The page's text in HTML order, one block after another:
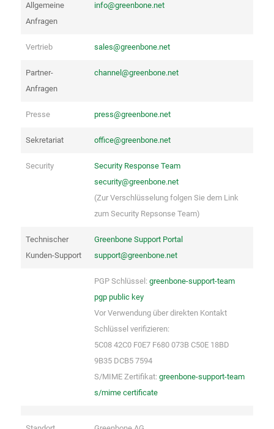
Allgemeine
Anfragen
info@greenbone.net
Vertrieb sales@greenbone.net
Partner-
Anfragen
channel@greenbone.net
Presse press@greenbone.net
Sekretariat office@greenbone.net
Security
Security Response Team
security@greenbone.net
(Zur Verschlüsselung folgen Sie dem Link
zum Security Repsonse Team)
Technischer
Kunden-Support
Greenbone Support Portal
support@greenbone.net
PGP Schlüssel: greenbone-support-team
pgp public key
Vor Verwendung über direkten Kontakt
Schlüssel verifizieren:
5C08 42C0 F0E7 F680 073B C50E 18BD
9B35 DCB5 7594
S/MIME Zertifikat: greenbone-support-team
s/mime certificate